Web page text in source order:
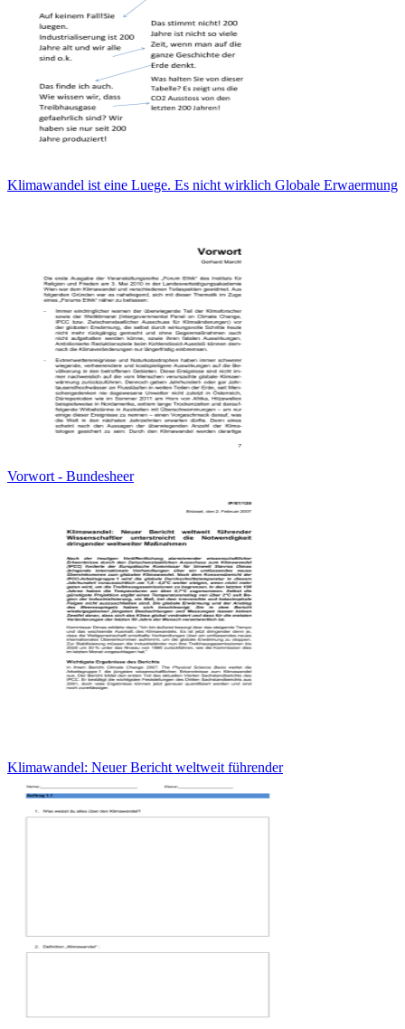
Klimawandel ist eine Luege. Es nicht wirklich Globale Erwaermung
Vorwort - Bundesheer
Klimawandel: Neuer Bericht weltweit führender